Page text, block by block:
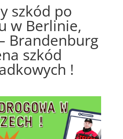
szkód po
w Berlinie,
Brandenburg
szkód
!